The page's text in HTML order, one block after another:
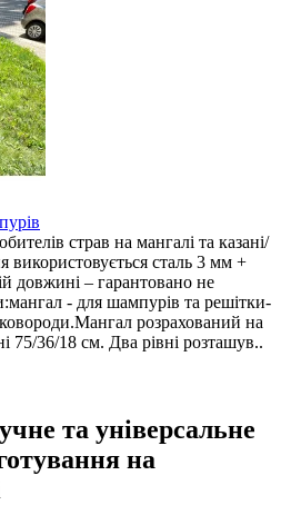
страв на мангалі та казані/
використовується сталь 3 мм +
довжині – гарантовано не
- для шампурів та решітки-
розрахований на
75/36/18 см. Два рівні розташув..
та універсальне
на